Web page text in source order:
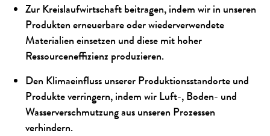
Zur Kreislaufwirtschaft beitragen, indem wir in unseren
Produkten erneuerbare oder wiederverwendete
Materialien einsetzen und diese mit hoher
Ressourceneffizienz produzieren.
Den Klimaeinfluss unserer Produktionsstandorte und
Produkte verringern, indem wir Luft-, Boden- und
Wasserverschmutzung aus unseren Prozessen
verhindern.